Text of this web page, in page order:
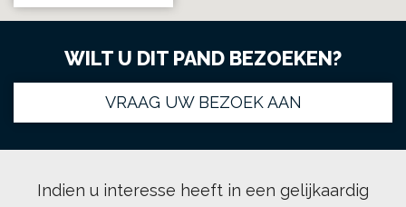
WILT U DIT PAND BEZOEKEN?
VRAAG UW BEZOEK AAN
Indien u interesse heeft in een gelijkaardig